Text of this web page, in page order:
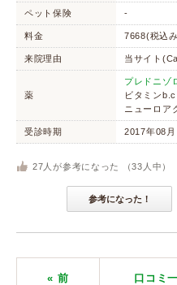
ペット保険 -
料金 7668(税込
来院理由 当サイト
薬
プレドニゾ
ビタミンb.c
ニューロア
受診時期 2017年08月
27 人が参考になった （33 人中）
参考になった！
« 前 口コミ